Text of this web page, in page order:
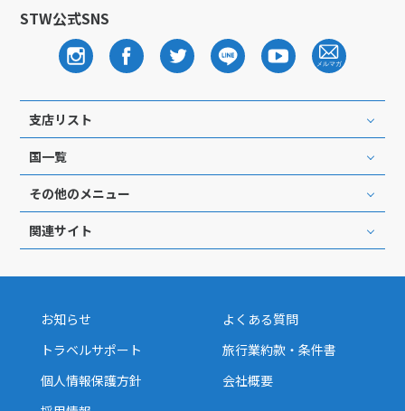
STW公式SNS
支店リスト
国一覧
その他のメニュー
関連サイト
お知らせ
よくある質問
トラベルサポート
旅行業約款・条件書
個人情報保護方針
会社概要